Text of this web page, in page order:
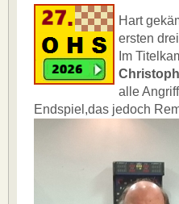
Hart
ersten
Im
alle
Endspiel,das jedoch